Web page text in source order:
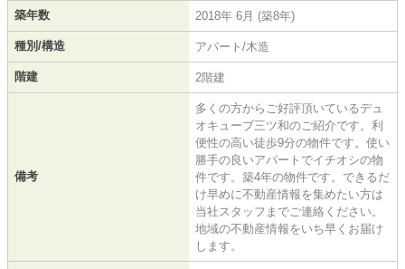
築年数 2018年 6月 (築8年)
種別/構造 アパート/木造
階建 2階建
備考
多くの方からご好評頂いているデュ
オキューブ三ツ和のご紹介です。利
便性の高い徒歩9分の物件です。使い
勝手の良いアパートでイチオシの物
件です。築4年の物件です。できるだ
け早めに不動産情報を集めたい方は
当社スタッフまでご連絡ください。
地域の不動産情報をいち早くお届け
します。